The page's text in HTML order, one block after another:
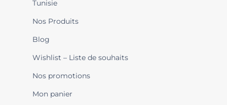
Tunisie
Nos Produits
Blog
Wishlist – Liste de souhaits
Nos promotions
Mon panier